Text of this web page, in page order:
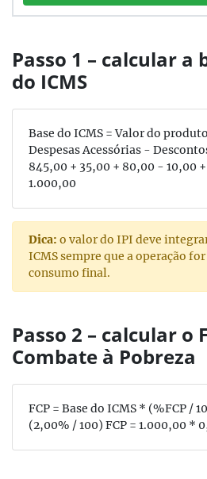
Passo 1 – calcular a
do ICMS
Base do ICMS = Valor do
Despesas Acessórias -
845,00 + 35,00 + 80,00 - 10,00 +
1.000,00
Dica: o valor do IPI deve
ICMS sempre que a operação
consumo final.
Passo 2 – calcular o
Combate à Pobreza
FCP = Base do ICMS * (%FCP /
(2,00% / 100) FCP = 1.000,00 *